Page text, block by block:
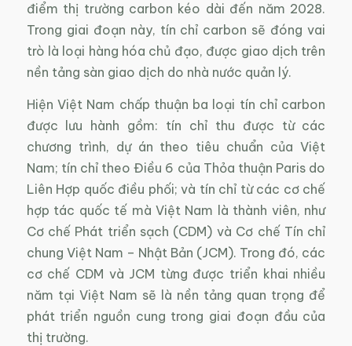
điểm thị trường carbon kéo dài đến năm 2028.
Trong giai đoạn này, tín chỉ carbon sẽ đóng vai
trò là loại hàng hóa chủ đạo, được giao dịch trên
nền tảng sàn giao dịch do nhà nước quản lý.
Hiện Việt Nam chấp thuận ba loại tín chỉ carbon
được lưu hành gồm: tín chỉ thu được từ các
chương trình, dự án theo tiêu chuẩn của Việt
Nam; tín chỉ theo Điều 6 của Thỏa thuận Paris do
Liên Hợp quốc điều phối; và tín chỉ từ các cơ chế
hợp tác quốc tế mà Việt Nam là thành viên, như
Cơ chế Phát triển sạch (CDM) và Cơ chế Tín chỉ
chung Việt Nam – Nhật Bản (JCM). Trong đó, các
cơ chế CDM và JCM từng được triển khai nhiều
năm tại Việt Nam sẽ là nền tảng quan trọng để
phát triển nguồn cung trong giai đoạn đầu của
thị trường.